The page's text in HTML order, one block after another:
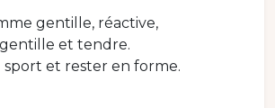
gentille, réactive,
et tendre.
sport et rester en forme.